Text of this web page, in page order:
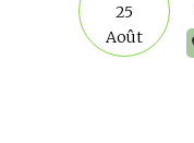
25
Août